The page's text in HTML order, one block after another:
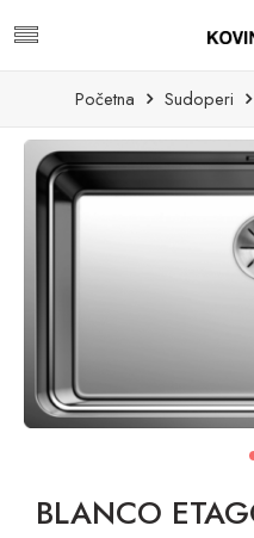
Početna Sudoperi
BLANCO